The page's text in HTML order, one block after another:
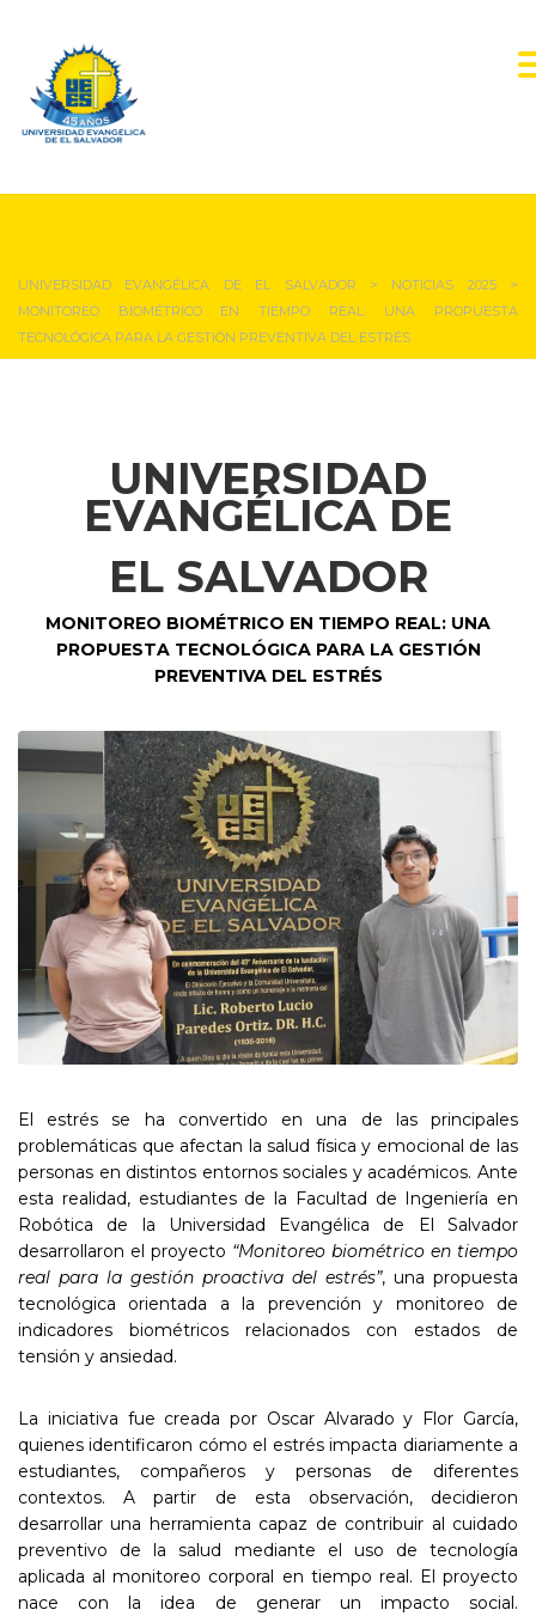
UNIVERSIDAD EVANGÉLICA DE EL SALVADOR > NOTICIAS 2025>
MONITOREO BIOMÉTRICO EN TIEMPO REAL: UNA PROPUESTA
TECNOLÓGICA PARA LA GESTIÓN PREVENTIVA DEL ESTRÉS
UNIVERSIDAD
EVANGÉLICA DE
EL SALVADOR
MONITOREO BIOMÉTRICO EN TIEMPO REAL: UNA
PROPUESTA TECNOLÓGICA PARA LA GESTIÓN
PREVENTIVA DEL ESTRÉS
El estrés se ha convertido en una de las principales
problemáticas que afectan la salud física y emocional de las
personas en distintos entornos sociales y académicos. Ante
esta realidad, estudiantes de la Facultad de Ingeniería en
Robótica de la Universidad Evangélica de El Salvador
desarrollaron el proyecto “Monitoreo biométrico en tiempo
real para la gestión proactiva del estrés”, una propuesta
tecnológica orientada a la prevención y monitoreo de
indicadores biométricos relacionados con estados de
tensión y ansiedad.
La iniciativa fue creada por Oscar Alvarado y Flor García,
quienes identificaron cómo el estrés impacta diariamente a
estudiantes, compañeros y personas de diferentes
contextos. A partir de esta observación, decidieron
desarrollar una herramienta capaz de contribuir al cuidado
preventivo de la salud mediante el uso de tecnología
aplicada al monitoreo corporal en tiempo real. El proyecto
nace con la idea de generar un impacto social.